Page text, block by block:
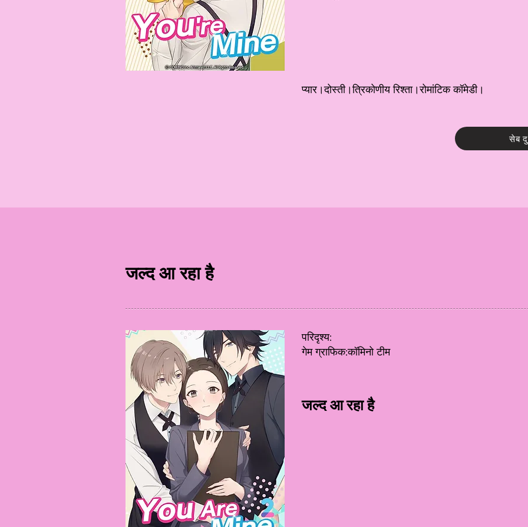
प्यार।दोस्ती।त्रिकोणीय रिश्ता।रोमांटिक कॉमेडी।
सेब
जल्द आ रहा है
परिदृश्य:
गेम ग्राफिक:कॉमिनो टीम
जल्द आ रहा है